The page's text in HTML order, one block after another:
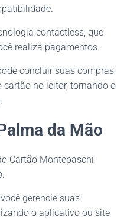
contactless, que
realiza pagamentos.
concluir suas compras
cartão no leitor, tornando o
da Mão
Cartão Montepaschi
gerencie suas
o aplicativo ou site